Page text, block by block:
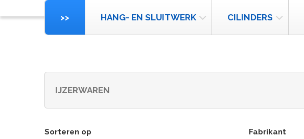
>> HANG- EN SLUITWERK CILINDERS
IJZERWAREN
Sorteren op
Fabrikant